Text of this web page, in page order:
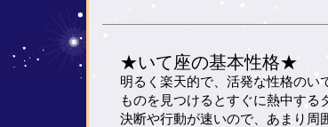
★いて座の基本性格★
明るく楽天的で、活発な性格のい
ものを見つけるとすぐに熱中する
決断や行動が速いので、あまり周